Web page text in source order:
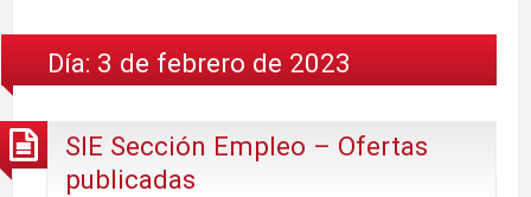
Día: 3 de febrero de 2023
SIE Sección Empleo – Ofertas
publicadas